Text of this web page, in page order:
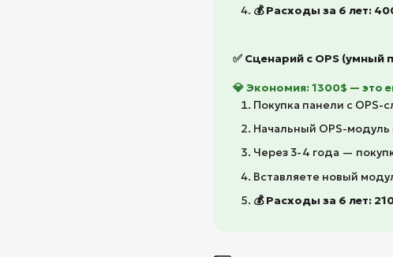
💰 Расходы за 6 лет:
✅ Сценарий с OPS (умный
💎 Экономия: 1300$ — это
Покупка панели с OPS-
Начальный OPS-
Через 3-4 года —
Вставляете новый
💰 Расходы за 6 лет: